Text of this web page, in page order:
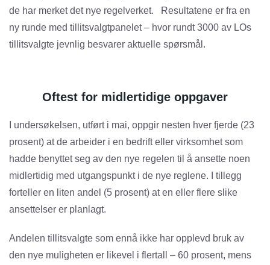
de har merket det nye regelverket. Resultatene er fra en
ny runde med tillitsvalgtpanelet – hvor rundt 3000 av LOs
tillitsvalgte jevnlig besvarer aktuelle spørsmål.
Oftest for midlertidige oppgaver
I undersøkelsen, utført i mai, oppgir nesten hver fjerde (23
prosent) at de arbeider i en bedrift eller virksomhet som
hadde benyttet seg av den nye regelen til å ansette noen
midlertidig med utgangspunkt i de nye reglene. I tillegg
forteller en liten andel (5 prosent) at en eller flere slike
ansettelser er planlagt.
Andelen tillitsvalgte som ennå ikke har opplevd bruk av
den nye muligheten er likevel i flertall – 60 prosent, mens